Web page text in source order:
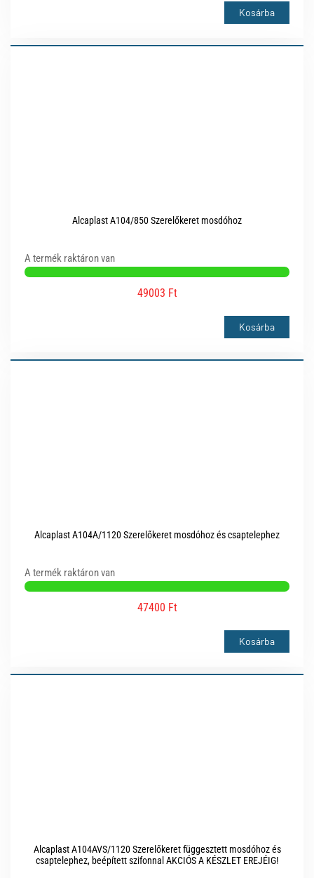
Kosárba
Alcaplast A104/850 Szerelőkeret mosdóhoz
A termék raktáron van
49003 Ft
Kosárba
Alcaplast A104A/1120 Szerelőkeret mosdóhoz és csaptelephez
A termék raktáron van
47400 Ft
Kosárba
Alcaplast A104AVS/1120 Szerelőkeret függesztett mosdóhoz és
csaptelephez, beépített szifonnal AKCIÓS A KÉSZLET EREJÉIG!